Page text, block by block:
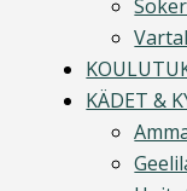
KÄDET &